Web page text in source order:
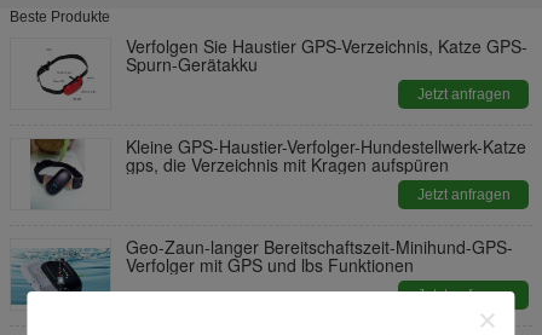
Beste Produkte
Verfolgen Sie Haustier GPS-Verzeichnis, Katze GPS-
Spurn-Gerätakku
Jetzt anfragen
Kleine GPS-Haustier-Verfolger-Hundestellwerk-Katze
gps, die Verzeichnis mit Kragen aufspüren
Jetzt anfragen
Geo-Zaun-langer Bereitschaftszeit-Minihund-GPS-
Verfolger mit GPS und lbs Funktionen
Jetzt anfragen